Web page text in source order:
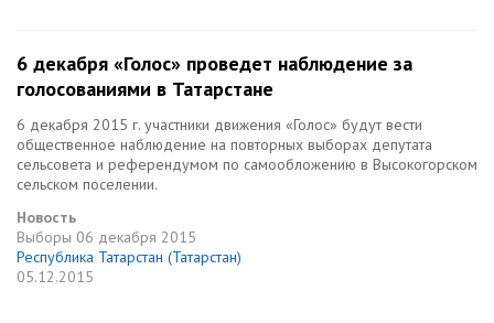
6 декабря «Голос» проведет наблюдение за
голосованиями в Татарстане
6 декабря 2015 г. участники движения «Голос» будут вести
общественное наблюдение на повторных выборах депутата
сельсовета и референдумом по самообложению в Высокогорском
сельском поселении.
Новость
Выборы 06 декабря 2015
Республика Татарстан (Татарстан)
05.12.2015